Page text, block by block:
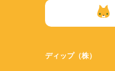
ディップ（株）